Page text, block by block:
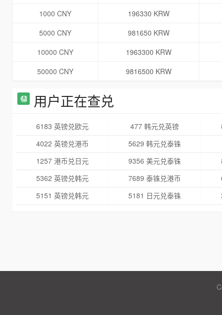
1000 CNY
196330 KRW
5000 CNY
981650 KRW
10000 CNY
1963300 KRW
50000 CNY
9816500 KRW
用户正在查兑
6183 英镑兑欧元 477 韩元兑英镑
4022 英镑兑港币
5629 韩元兑泰铢
1257 港币兑日元
9356 美元兑泰铢
5362 英镑兑韩元
7689 泰铢兑港币
5151 英镑兑韩元
5181 日元兑泰铢